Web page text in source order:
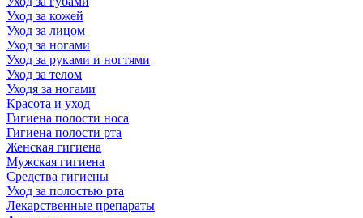
Уход за кожей
Уход за лицом
Уход за ногами
Уход за руками и ногтями
Уход за телом
Уходя за ногами
Красота и уход
Гигиена полости носа
Гигиена полости рта
Женская гигиена
Мужская гигиена
Средства гигиены
Уход за полостью рта
Лекарственные препараты